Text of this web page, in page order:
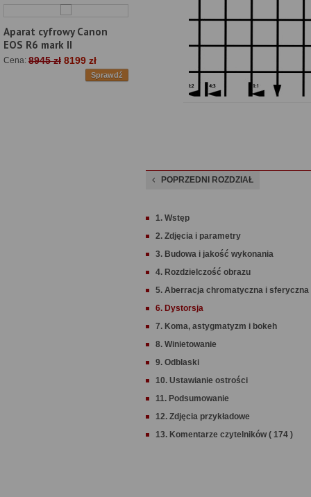
Aparat cyfrowy Canon
EOS R6 mark II
Cena: 8945 zł 8199 zł
Sprawdź
POPRZEDNI ROZDZIAŁ
1. Wstęp
2. Zdjęcia i parametry
3. Budowa i jakość wykonania
4. Rozdzielczość obrazu
5. Aberracja chromatyczna i sferyczna
6. Dystorsja
7. Koma, astygmatyzm i bokeh
8. Winietowanie
9. Odblaski
10. Ustawianie ostrości
11. Podsumowanie
12. Zdjęcia przykładowe
13. Komentarze czytelników ( 174 )